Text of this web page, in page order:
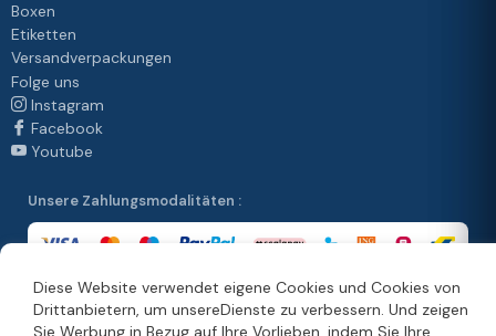
Diese Website verwendet eigene Cookies und Cookies von
Drittanbietern, um unsereDienste zu verbessern. Und zeigen
Sie Werbung in Bezug auf Ihre Vorlieben, indem Sie Ihre
Boxen
Etiketten
Versandverpackungen
Folge uns
Instagram
Facebook
Youtube
Unsere Zahlungsmodalitäten :
Unsere Vertriebsmethoden :